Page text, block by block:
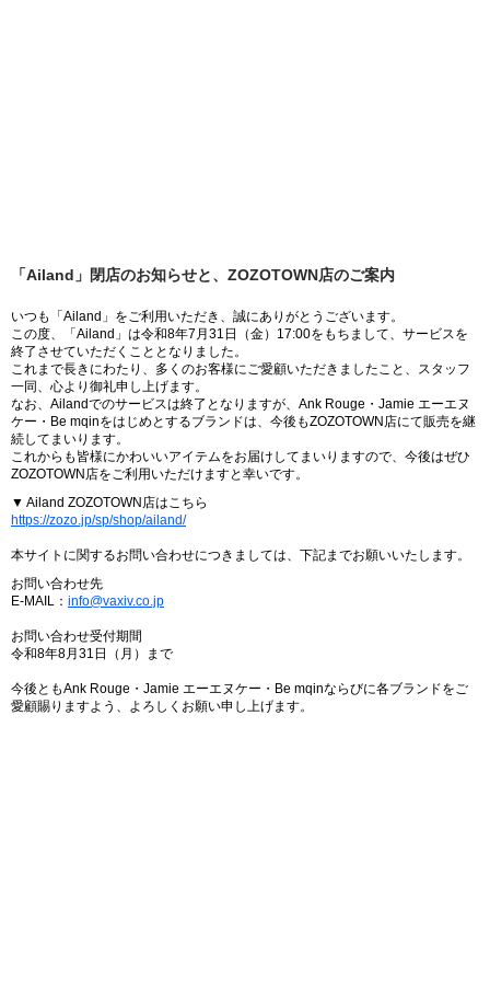
「Ailand」閉店のお知らせと、ZOZOTOWN店のご案内
いつも「Ailand」をご利用いただき、誠にありがとうございます。
この度、「Ailand」は令和8年7月31日（金）17:00をもちまして、サービスを
終了させていただくこととなりました。
これまで長きにわたり、多くのお客様にご愛顧いただきましたこと、スタッフ
一同、心より御礼申し上げます。
なお、Ailandでのサービスは終了となりますが、Ank Rouge・Jamie エーエヌ
ケー・Be mqinをはじめとするブランドは、今後もZOZOTOWN店にて販売を継
続してまいります。
これからも皆様にかわいいアイテムをお届けしてまいりますので、今後はぜひ
ZOZOTOWN店をご利用いただけますと幸いです。
▼ Ailand ZOZOTOWN店はこちら
https://zozo.jp/sp/shop/ailand/
本サイトに関するお問い合わせにつきましては、下記までお願いいたします。
お問い合わせ先
E-MAIL： info@vaxiv.co.jp
お問い合わせ受付期間
令和8年8月31日（月）まで
今後ともAnk Rouge・Jamie エーエヌケー・Be mqinならびに各ブランドをご
愛顧賜りますよう、よろしくお願い申し上げます。